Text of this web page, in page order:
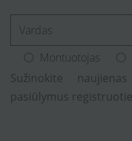
Montuotojas
Sužinokite
pasiūlymus